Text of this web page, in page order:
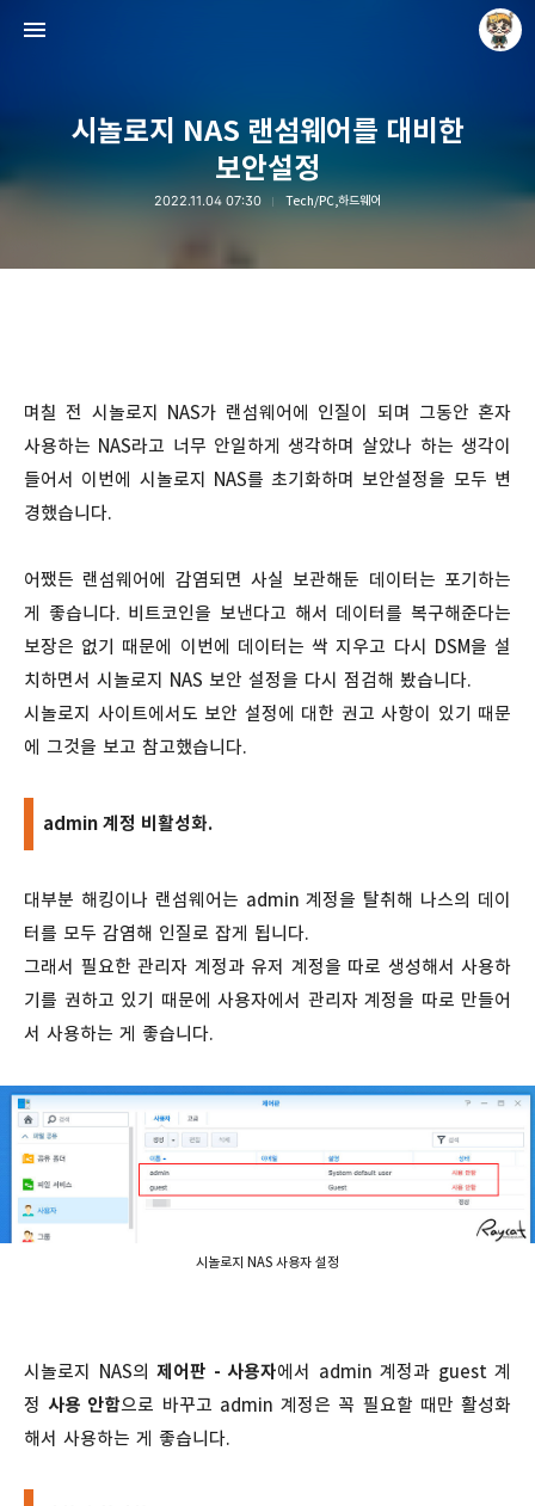
시놀로지 NAS 랜섬웨어를 대비한
보안설정
2022.11.04 07:30 Tech/PC,하드웨어
며칠 전 시놀로지 NAS가 랜섬웨어에 인질이 되며 그동안 혼자
사용하는 NAS라고 너무 안일하게 생각하며 살았나 하는 생각이
들어서 이번에 시놀로지 NAS를 초기화하며 보안설정을 모두 변
경했습니다.
어쨌든 랜섬웨어에 감염되면 사실 보관해둔 데이터는 포기하는
게 좋습니다. 비트코인을 보낸다고 해서 데이터를 복구해준다는
보장은 없기 때문에 이번에 데이터는 싹 지우고 다시 DSM을 설
치하면서 시놀로지 NAS 보안 설정을 다시 점검해 봤습니다.
시놀로지 사이트에서도 보안 설정에 대한 권고 사항이 있기 때문
에 그것을 보고 참고했습니다.
admin 계정 비활성화.
대부분 해킹이나 랜섬웨어는 admin 계정을 탈취해 나스의 데이
터를 모두 감염해 인질로 잡게 됩니다.
그래서 필요한 관리자 계정과 유저 계정을 따로 생성해서 사용하
기를 권하고 있기 때문에 사용자에서 관리자 계정을 따로 만들어
서 사용하는 게 좋습니다.
시놀로지 NAS 사용자 설정
시놀로지 NAS의 제어판 - 사용자에서 admin 계정과 guest 계
정 사용 안함으로 바꾸고 admin 계정은 꼭 필요할 때만 활성화
해서 사용하는 게 좋습니다.
Raycat : Photo and Story